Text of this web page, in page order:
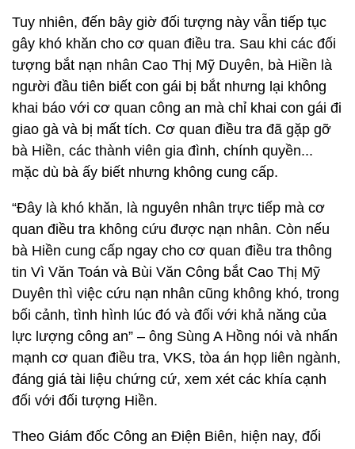
Tuy nhiên, đến bây giờ đối tượng này vẫn tiếp tục
gây khó khăn cho cơ quan điều tra. Sau khi các đối
tượng bắt nạn nhân Cao Thị Mỹ Duyên, bà Hiền là
người đầu tiên biết con gái bị bắt nhưng lại không
khai báo với cơ quan công an mà chỉ khai con gái đi
giao gà và bị mất tích. Cơ quan điều tra đã gặp gỡ
bà Hiền, các thành viên gia đình, chính quyền...
mặc dù bà ấy biết nhưng không cung cấp.
“Đây là khó khăn, là nguyên nhân trực tiếp mà cơ
quan điều tra không cứu được nạn nhân. Còn nếu
bà Hiền cung cấp ngay cho cơ quan điều tra thông
tin Vì Văn Toán và Bùi Văn Công bắt Cao Thị Mỹ
Duyên thì việc cứu nạn nhân cũng không khó, trong
bối cảnh, tình hình lúc đó và đối với khả năng của
lực lượng công an” – ông Sùng A Hồng nói và nhấn
mạnh cơ quan điều tra, VKS, tòa án họp liên ngành,
đáng giá tài liệu chứng cứ, xem xét các khía cạnh
đối với đối tượng Hiền.
Theo Giám đốc Công an Điện Biên, hiện nay, đối